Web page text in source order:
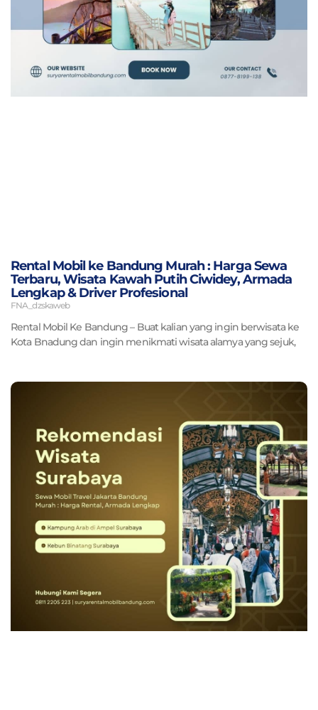
Rental Mobil ke Bandung Murah : Harga Sewa
Terbaru, Wisata Kawah Putih Ciwidey, Armada
Lengkap & Driver Profesional
FNA_dzskaweb
Rental Mobil Ke Bandung – Buat kalian yang ingin berwisata ke
Kota Bnadung dan ingin menikmati wisata alamya yang sejuk,